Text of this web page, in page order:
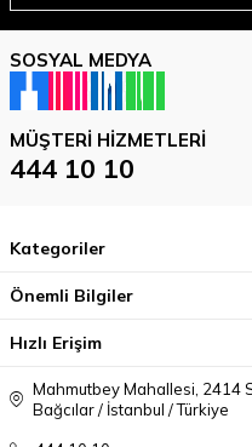
SOSYAL MEDYA
MÜŞTERI HIZMETLERI
444 10 10
Kategoriler
Önemli Bilgiler
Hızlı Erişim
Mahmutbey Mahallesi, 2414
Bağcılar / İstanbul / Türkiye